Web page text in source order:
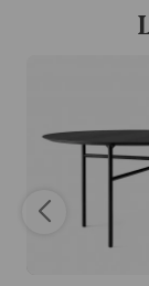
en jämn och
är ett utmärkt
harmonisk